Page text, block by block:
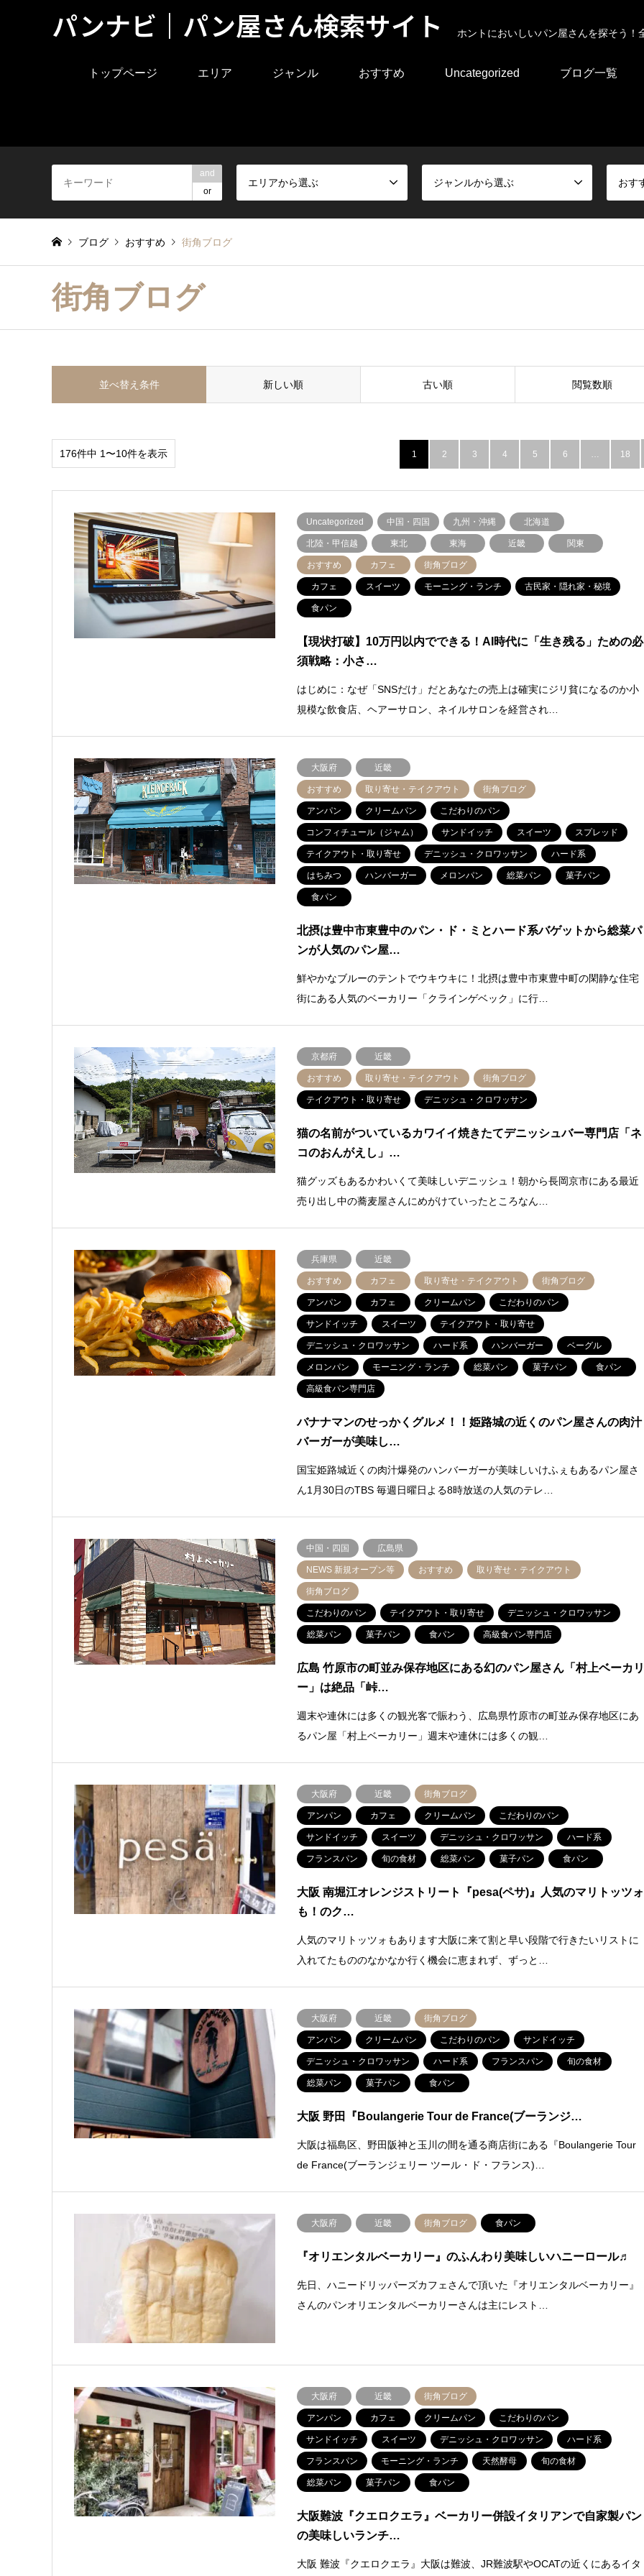
パンナビ｜パン屋さん検索サイト ホントにおいしいパン屋さんを探そう
トップページ エリア ジャンル おすすめ Uncategorized ブログ一覧
and
or
エリアから選ぶ ジャンルから選ぶ おす
ブログ おすすめ 街角ブログ
街角ブログ
並べ替え条件 新しい順 古い順 閲覧数順
176件中 1〜10件を表示 1 2 3 4 5 6 … 18
Uncategorized 中国・四国 九州・沖縄 北海道
北陸・甲信越 東北 東海 近畿 関東
おすすめ カフェ 街角ブログ
カフェ スイーツ モーニング・ランチ 古民家・隠れ家・秘境
食パン
【現状打破】10万円以内でできる！AI時代に「生き残る」ための必
須戦略：小さ…
はじめに：なぜ「SNSだけ」だとあなたの売上は確実にジリ貧になるのか小
規模な飲食店、ヘアーサロン、ネイルサロンを経営され…
大阪府 近畿
おすすめ 取り寄せ・テイクアウト 街角ブログ
アンパン クリームパン こだわりのパン
コンフィチュール（ジャム） サンドイッチ スイーツ スプレッド
テイクアウト・取り寄せ デニッシュ・クロワッサン ハード系
はちみつ ハンバーガー メロンパン 総菜パン 菓子パン
食パン
北摂は豊中市東豊中のパン・ド・ミとハード系バゲットから総菜パ
ンが人気のパン屋…
鮮やかなブルーのテントでウキウキに！北摂は豊中市東豊中町の閑静な住宅
街にある人気のベーカリー「クラインゲベック」に行…
京都府 近畿
おすすめ 取り寄せ・テイクアウト 街角ブログ
テイクアウト・取り寄せ デニッシュ・クロワッサン
猫の名前がついているカワイイ焼きたてデニッシュバー専門店「ネ
コのおんがえし」…
猫グッズもあるかわいくて美味しいデニッシュ！朝から長岡京市にある最近
売り出し中の蕎麦屋さんにめがけていったところなん…
兵庫県 近畿
おすすめ カフェ 取り寄せ・テイクアウト 街角ブログ
アンパン カフェ クリームパン こだわりのパン
サンドイッチ スイーツ テイクアウト・取り寄せ
デニッシュ・クロワッサン ハード系 ハンバーガー ベーグル
メロンパン モーニング・ランチ 総菜パン 菓子パン 食パン
高級食パン専門店
バナナマンのせっかくグルメ！！姫路城の近くのパン屋さんの肉汁
バーガーが美味し…
国宝姫路城近くの肉汁爆発のハンバーガーが美味しいけふぇもあるパン屋さ
ん1月30日のTBS 毎週日曜日よる8時放送の人気のテレ…
中国・四国 広島県
NEWS 新規オープン等 おすすめ 取り寄せ・テイクアウト
街角ブログ
こだわりのパン テイクアウト・取り寄せ デニッシュ・クロワッサン
総菜パン 菓子パン 食パン 高級食パン専門店
広島 竹原市の町並み保存地区にある幻のパン屋さん「村上ベーカ
ー」は絶品「峠…
週末や連休には多くの観光客で賑わう、広島県竹原市の町並み保存地区にあ
るパン屋「村上ベーカリー」週末や連休には多くの観…
大阪府 近畿 街角ブログ
アンパン カフェ クリームパン こだわりのパン
サンドイッチ スイーツ デニッシュ・クロワッサン ハード系
フランスパン 旬の食材 総菜パン 菓子パン 食パン
大阪 南堀江オレンジストリート『pesa(ペサ)』人気のマリトッツォ
も！のク…
人気のマリトッツォもあります大阪に来て割と早い段階で行きたいリストに
入れてたもののなかなか行く機会に恵まれず、ずっと…
大阪府 近畿 街角ブログ
アンパン クリームパン こだわりのパン サンドイッチ
デニッシュ・クロワッサン ハード系 フランスパン 旬の食材
総菜パン 菓子パン 食パン
大阪 野田『Boulangerie Tour de France(ブーランジ…
大阪は福島区、野田阪神と玉川の間を通る商店街にある『Boulangerie Tour
de France(ブーランジェリー ツール・ド・フランス)…
大阪府 近畿 街角ブログ 食パン
『オリエンタルベーカリー』のふんわり美味しいハニーロール♬
先日、ハニードリッパーズカフェさんで頂いた『オリエンタルベーカリー』
さんのパンオリエンタルベーカリーさんは主にレスト…
大阪府 近畿 街角ブログ
アンパン カフェ クリームパン こだわりのパン
サンドイッチ スイーツ デニッシュ・クロワッサン ハード系
フランスパン モーニング・ランチ 天然酵母 旬の食材
総菜パン 菓子パン 食パン
大阪難波『クエロクエラ』ベーカリー併設イタリアンで自家製パン
の美味しいランチ…
大阪 難波『クエロクエラ』大阪は難波、JR難波駅やOCATの近くにあるイタ